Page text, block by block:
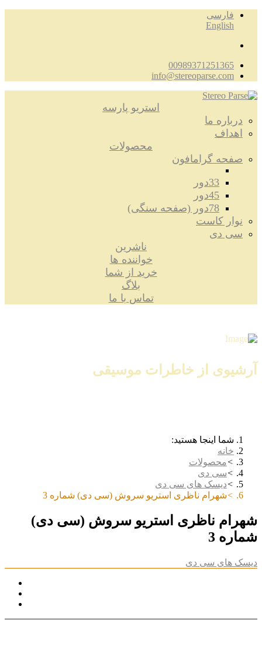
فارسی
English
00989371251365
info@stereoparse.com
استریو پارسه
درباره ما
اهداف
محصولات
صفحه گرامافون
33دور
45دور
78دور (صفحه سنگی)
نوار کاست
سی دی
ناشرین
خواننده ها
خرید از شما
بلاگ
تماس با ما
آرشیوی از خاطرات موسیقی
شما اینجا هستید:
خانه
محصولات
سی دی
دیسک های سی دی
شهرام ناظری استریو سروش (سی دی) شماره 3
شهرام ناظری استریو سروش (سی دی)
شماره 3
دیسک های سی دی